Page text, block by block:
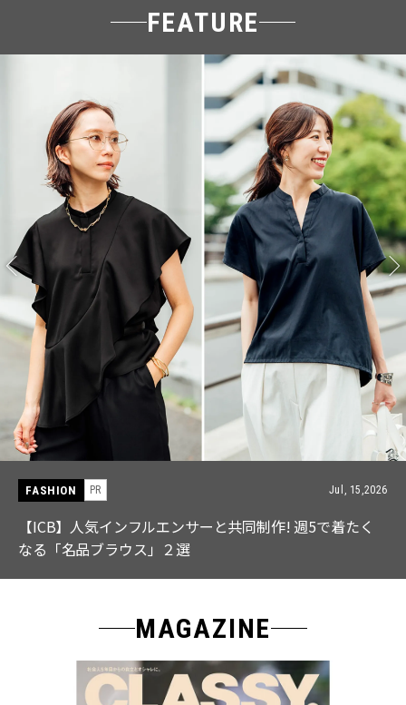
FEATURE
FASHION PR Jul, 15,2026
【ICB】人気インフルエンサーと共同制作! 週5で着たく
なる「名品ブラウス」２選
MAGAZINE